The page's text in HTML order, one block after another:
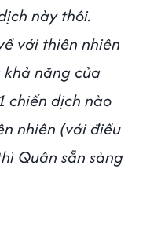
này thôi.
với thiên nhiên
năng của
chiến dịch nào
nhiên (với điều
Quân sẵn sàng